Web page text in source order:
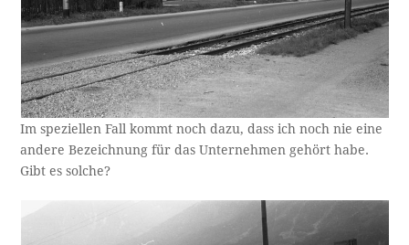
Im speziellen Fall kommt noch dazu, dass ich noch nie eine
andere Bezeichnung für das Unternehmen gehört habe.
Gibt es solche?